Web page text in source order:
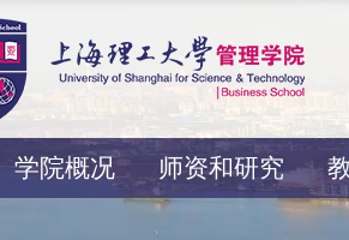
学院概况 师资和研究